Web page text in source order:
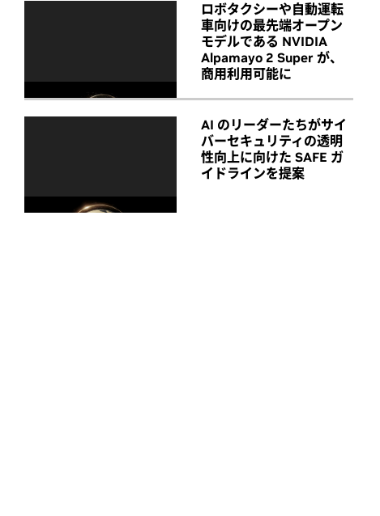
ロボタクシーや自動運転
車向けの最先端オープン
モデルである NVIDIA
Alpamayo 2 Super が、
商用利用可能に
AI のリーダーたちがサイ
バーセキュリティの透明
性向上に向けた SAFE ガ
イドラインを提案